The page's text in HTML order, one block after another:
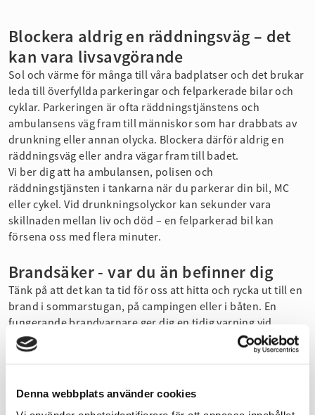
Denna webbplats använder cookies
Blockera aldrig en räddningsväg – det
kan vara livsavgörande
Sol och värme för många till våra badplatser och det brukar
leda till överfyllda parkeringar och felparkerade bilar och
cyklar. Parkeringen är ofta räddningstjänstens och
ambulansens väg fram till människor som har drabbats av
drunkning eller annan olycka. Blockera därför aldrig en
räddningsväg eller andra vägar fram till badet.
Vi ber dig att ha ambulansen, polisen och
räddningstjänsten i tankarna när du parkerar din bil, MC
eller cykel. Vid drunkningsolyckor kan sekunder vara
skillnaden mellan liv och död – en felparkerad bil kan
försena oss med flera minuter.
Brandsäker - var du än befinner dig
Tänk på att det kan ta tid för oss att hitta och rycka ut till en
brand i sommarstugan, på campingen eller i båten. En
fungerande brandvarnare ger dig en tidig varning vid
brand, och med brandsläckare och brandfilt kan du själv
göra en första viktig insats för att begränsa brandens
var du semestrar i sommar.
Under sommaren grillar vi också extra mycket och tyvärr